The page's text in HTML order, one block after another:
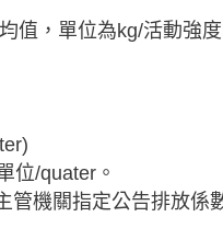
值，單位為kg/活動強度
位/quater。
機關指定公告排放係